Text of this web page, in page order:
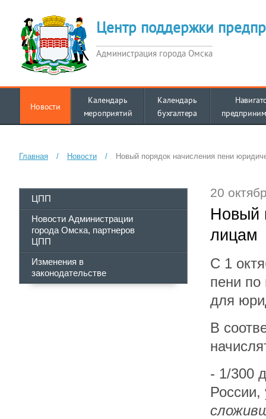
Центр поддержки
Администрация города Омска
Новости
Календарь
мероприятий
Календарь
бухгалтера
Главная / Новости / Новый порядок начисления пени
ЦПП
Новости Администрации
города Омска, партнеров
ЦПП
Изменения в
законодательстве
20
Новый
лицам
С 1
пени по
для
В
- 1/300